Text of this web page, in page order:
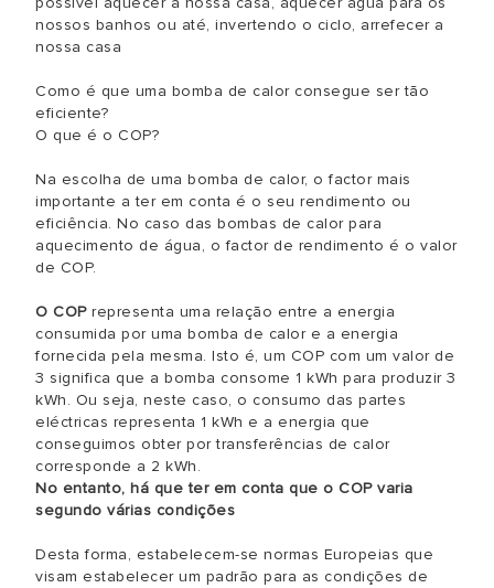
nossos banhos ou até, invertendo o ciclo, arrefecer a
nossa casa
Como é que uma bomba de calor consegue ser tão
eficiente?
O que é o COP?
Na escolha de uma bomba de calor, o factor mais
importante a ter em conta é o seu rendimento ou
eficiência. No caso das bombas de calor para
aquecimento de água, o factor de rendimento é o valor
de COP.
O COPrepresenta uma relação entre a energia
consumida por uma bomba de calor e a energia
fornecida pela mesma. Isto é, um COP com um valor de
3 significa que a bomba consome 1 kWh para produzir 3
kWh. Ou seja, neste caso, o consumo das partes
eléctricas representa 1 kWh e a energia que
conseguimos obter por transferências de calor
corresponde a 2 kWh.
No entanto, há que ter em conta que o COP varia
segundo várias condições
Desta forma, estabelecem-se normas Europeias que
visam estabelecer um padrão para as condições de